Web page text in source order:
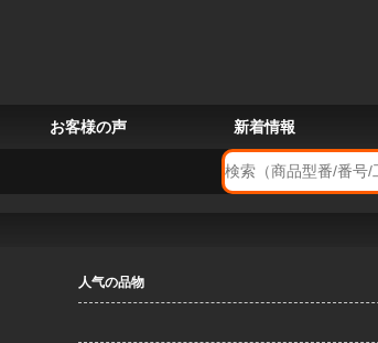
お客様の声 新着情報
人气の品物